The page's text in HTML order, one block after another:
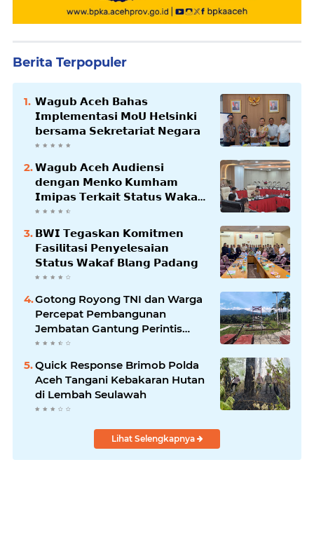
Berita Terpopuler
𝗪𝗮𝗴𝘂𝗯 𝗔𝗰𝗲𝗵 𝗕𝗮𝗵𝗮𝘀
𝗜𝗺𝗽𝗹𝗲𝗺𝗲𝗻𝘁𝗮𝘀𝗶 𝗠𝗼𝗨 𝗛𝗲𝗹𝘀𝗶𝗻𝗸𝗶
𝗯𝗲𝗿𝘀𝗮𝗺𝗮 𝗦𝗲𝗸𝗿𝗲𝘁𝗮𝗿𝗶𝗮𝘁 𝗡𝗲𝗴𝗮𝗿𝗮
𝗪𝗮𝗴𝘂𝗯 𝗔𝗰𝗲𝗵 𝗔𝘂𝗱𝗶𝗲𝗻𝘀𝗶
𝗱𝗲𝗻𝗴𝗮𝗻 𝗠𝗲𝗻𝗸𝗼 𝗞𝘂𝗺𝗵𝗮𝗺
𝗜𝗺𝗶𝗽𝗮𝘀 𝗧𝗲𝗿𝗸𝗮𝗶𝘁 𝗦𝘁𝗮𝘁𝘂𝘀 𝗪𝗮𝗸𝗮𝗳
𝗕𝗹𝗮𝗻𝗴𝗽𝗮𝗱𝗮𝗻𝗴
𝗕𝗪𝗜 𝗧𝗲𝗴𝗮𝘀𝗸𝗮𝗻 𝗞𝗼𝗺𝗶𝘁𝗺𝗲𝗻
𝗙𝗮𝘀𝗶𝗹𝗶𝘁𝗮𝘀𝗶 𝗣𝗲𝗻𝘆𝗲𝗹𝗲𝘀𝗮𝗶𝗮𝗻
𝗦𝘁𝗮𝘁𝘂𝘀 𝗪𝗮𝗸𝗮𝗳 𝗕𝗹𝗮𝗻𝗴 𝗣𝗮𝗱𝗮𝗻𝗴
Gotong Royong TNI dan Warga
Percepat Pembangunan
Jembatan Gantung Perintis
Kuta Ujung Aceh Tenggara
Quick Response Brimob Polda
Aceh Tangani Kebakaran Hutan
di Lembah Seulawah
Lihat Selengkapnya